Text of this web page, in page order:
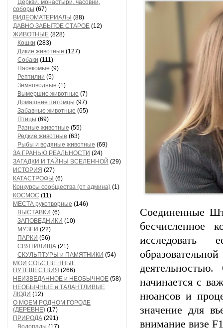
Церкви, монастыри, часовни,
соборы (67)
ВИДЕОМАТЕРИАЛЫ (88)
ДАВНО ЗАБЫТОЕ СТАРОЕ (12)
ЖИВОТНЫЕ (828)
Кошки (283)
Дикие животные (127)
Собаки (111)
Насекомые (9)
Рептилии (5)
Земноводные (1)
Вымершие животные (7)
Домашние питомцы (97)
Забавные животные (65)
Птицы (69)
Разные животные (55)
Редкие животные (63)
Рыбы и водяные животные (69)
ЗА ГРАНЬЮ РЕАЛЬНОСТИ (24)
ЗАГАДКИ И ТАЙНЫ ВСЕЛЕННОЙ (29)
ИСТОРИЯ (27)
КАТАСТРОФЫ (6)
Конкурсы сообщества (от админа) (1)
КОСМОС (11)
МЕСТА рукотворные (146)
ВЫСТАВКИ (6)
ЗАПОВЕДНИКИ (10)
МУЗЕИ (22)
ПАРКИ (56)
СВЯТИЛИЩА (21)
СКУЛЬПТУРЫ и ПАМЯТНИКИ (54)
МОИ СОБСТВЕННЫЕ
ПУТЕШЕСТВИЯ (266)
НЕИЗВЕДАННОЕ и НЕОБЫЧНОЕ (58)
НЕОБЫЧНЫЕ и ТАЛАНТЛИВЫЕ
ЛЮДИ (12)
О МОЕМ РОДНОМ ГОРОДЕ
(ДЕРЕВНЕ) (17)
ПРИРОДА (291)
Водопады (17)
Соединенные
бесчисленное
исследовать
начинается с
нюансов и
значение для
внимание визе